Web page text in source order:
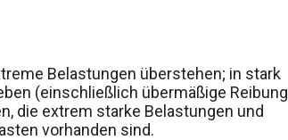
Belastungen überstehen; in stark
(einschließlich übermäßige Reibung
die extrem starke Belastungen und
vorhanden sind.